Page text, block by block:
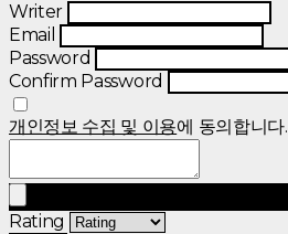
Writer
Email
Password
Confirm Password
개인정보 수집 및 이용에 동의합니다.
Rating